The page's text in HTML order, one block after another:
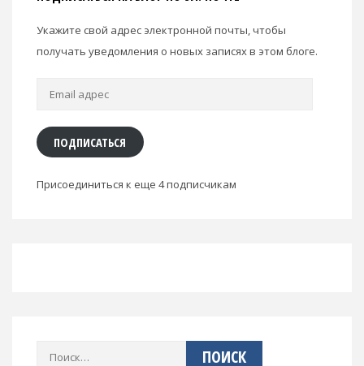
Укажите свой адрес электронной почты, чтобы
получать уведомления о новых записях в этом блоге.
Email
ПОДПИСАТЬСЯ
Присоединиться к еще 4 подписчикам
Найти: